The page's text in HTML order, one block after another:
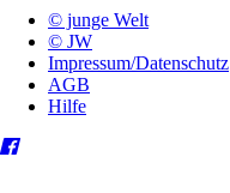
© junge Welt
© JW
Impressum/Datenschutz
AGB
Hilfe